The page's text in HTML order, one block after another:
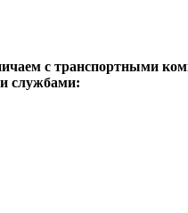
с транспортными
службами: